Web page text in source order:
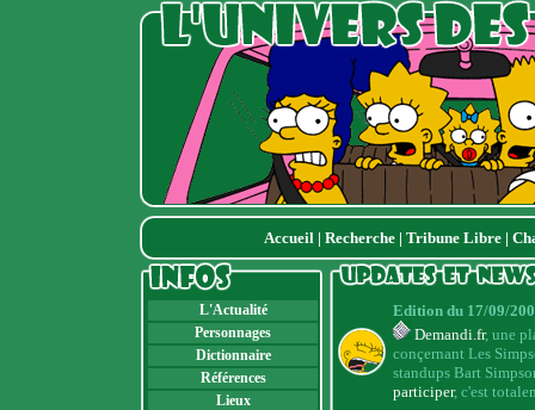
Accueil| Recherche| Tribune Libre |
L'Actualité
Personnages
Dictionnaire
Références
Lieux
Edition du 17/09/
Demandi.fr, une
conçernant Les
standups Bart
participer, c'est